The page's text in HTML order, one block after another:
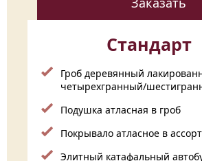
Стандарт
Гроб деревянный
четырехгранный/
Подушка атласная в гроб
Покрывало атласное в
Элитный катафальный